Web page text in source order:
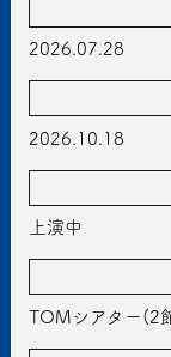
2026.07.28
2026.10.18
上演中
TOMシアター(2